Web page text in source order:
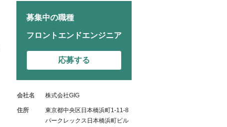
募集中の職種
フロントエンドエンジニア
応募する
会社名 株式会社GIG
住所
東京都中央区日本橋浜町1-11-8
パークレックス日本橋浜町ビル